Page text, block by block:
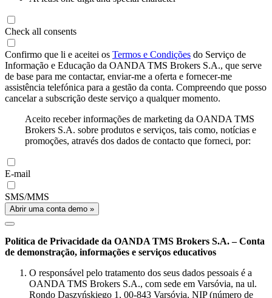
Check all consents
Confirmo que li e aceitei os Termos e Condições do Serviço de
Informação e Educação da OANDA TMS Brokers S.A., que serve
de base para me contactar, enviar-me a oferta e fornecer-me
assistência telefónica para a gestão da conta. Compreendo que posso
cancelar a subscrição deste serviço a qualquer momento.
Aceito receber informações de marketing da OANDA TMS
Brokers S.A. sobre produtos e serviços, tais como, notícias e
promoções, através dos dados de contacto que forneci, por:
E-mail
SMS/MMS
Abrir uma conta demo »
Política de Privacidade da OANDA TMS Brokers S.A. – Conta
de demonstração, informações e serviços educativos
O responsável pelo tratamento dos seus dados pessoais é a
OANDA TMS Brokers S.A., com sede em Varsóvia, na ul.
Rondo Daszyńskiego 1, 00-843 Varsóvia, NIP (número de